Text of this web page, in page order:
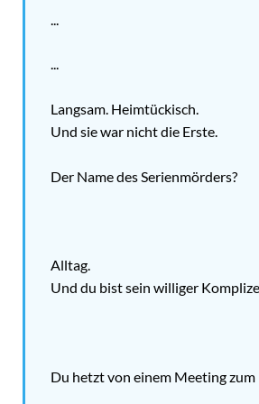
...
...
Langsam. Heimtückisch.
Und sie war nicht die Erste.
Der Name des Serienmörders?
Alltag.
Und du bist sein williger
Du hetzt von einem Meeting zum